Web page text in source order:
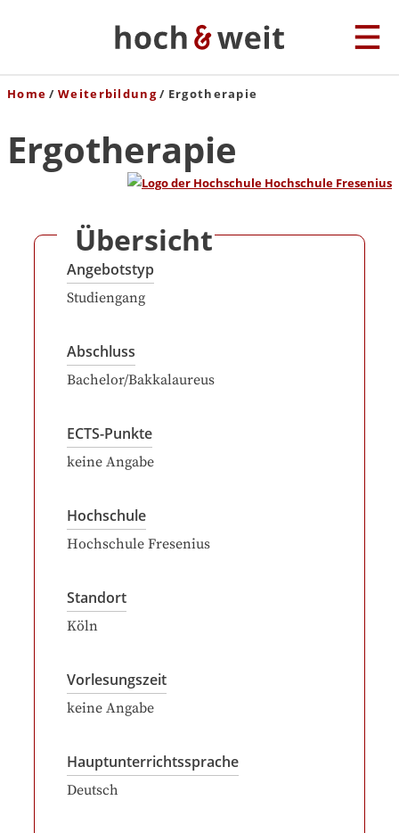
Home Weiterbildung Ergotherapie
Ergotherapie
Übersicht
Angebotstyp
Studiengang
Abschluss
Bachelor/Bakkalaureus
ECTS-Punkte
keine Angabe
Hochschule
Hochschule Fresenius
Standort
Köln
Vorlesungszeit
keine Angabe
Hauptunterrichtssprache
Deutsch